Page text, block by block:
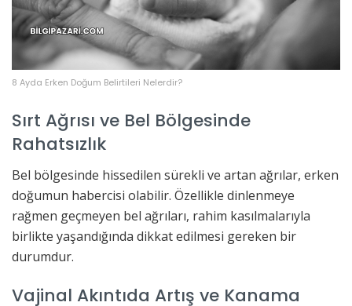
8 Ayda Erken Doğum Belirtileri Nelerdir?
Sırt Ağrısı ve Bel Bölgesinde
Rahatsızlık
Bel bölgesinde hissedilen sürekli ve artan ağrılar, erken
doğumun habercisi olabilir. Özellikle dinlenmeye
rağmen geçmeyen bel ağrıları, rahim kasılmalarıyla
birlikte yaşandığında dikkat edilmesi gereken bir
durumdur.
Vajinal Akıntıda Artış ve Kanama